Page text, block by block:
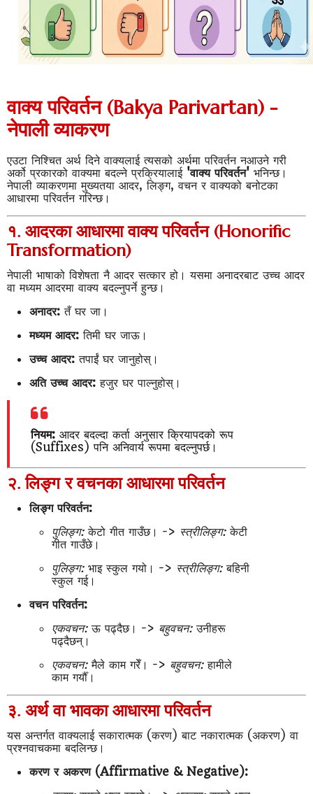
वाक्य परिवर्तन (Bakya Parivartan) -
नेपाली व्याकरण
एउटा निश्चित अर्थ दिने वाक्यलाई त्यसको अर्थमा परिवर्तन नआउने गरी
अर्को प्रकारको वाक्यमा बदल्ने प्रक्रियालाई 'वाक्य परिवर्तन' भनिन्छ।
नेपाली व्याकरणमा मुख्यतया आदर, लिङ्ग, वचन र वाक्यको बनोटका
आधारमा परिवर्तन गरिन्छ।
१. आदरका आधारमा वाक्य परिवर्तन (Honorific
Transformation)
नेपाली भाषाको विशेषता नै आदर सत्कार हो। यसमा अनादरबाट उच्च आदर
वा मध्यम आदरमा वाक्य बदल्नुपर्ने हुन्छ।
अनादर: तँ घर जा।
मध्यम आदर: तिमी घर जाऊ।
उच्च आदर: तपाईं घर जानुहोस्।
अति उच्च आदर: हजुर घर पाल्नुहोस्।
नियम: आदर बदल्दा कर्ता अनुसार क्रियापदको रूप
(Suffixes) पनि अनिवार्य रूपमा बदल्नुपर्छ।
२. लिङ्ग र वचनका आधारमा परिवर्तन
लिङ्ग परिवर्तन:
पुलिङ्ग:केटो गीत गाउँछ। -> स्त्रीलिङ्ग:केटी
गीत गाउँछे।
पुलिङ्ग:भाइ स्कुल गयो। -> स्त्रीलिङ्ग:बहिनी
स्कुल गई।
वचन परिवर्तन:
एकवचन:ऊ पढ्दैछ। -> बहुवचन:उनीहरू
पढ्दैछन्।
एकवचन:मैले काम गरेँ। -> बहुवचन:हामीले
काम गर्यौँ।
३. अर्थ वा भावका आधारमा परिवर्तन
यस अन्तर्गत वाक्यलाई सकारात्मक (करण) बाट नकारात्मक (अकरण) वा
प्रश्नवाचकमा बदलिन्छ।
करण र अकरण (Affirmative & Negative):